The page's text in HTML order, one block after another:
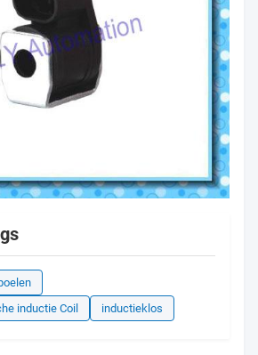
inductie Coil
inductieklos